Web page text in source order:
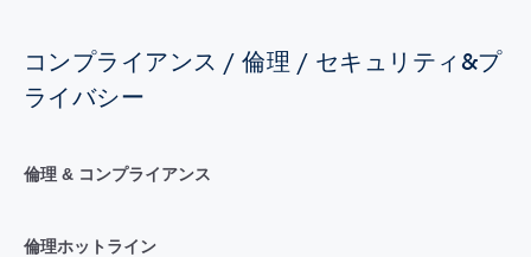
コンプライアンス / 倫理 / セキュリティ&プ
ライバシー
倫理 & コンプライアンス
倫理ホットライン